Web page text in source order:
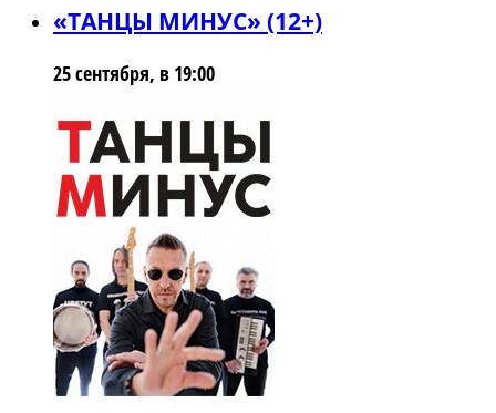
«ТАНЦЫ МИНУС» (12+)
25 сентября, в 19:00